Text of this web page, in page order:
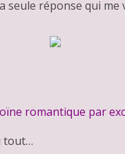
seule réponse qui me
romantique par
tout…